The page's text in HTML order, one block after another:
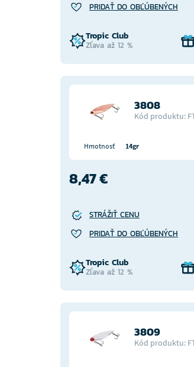
PRIDAŤ DO OBĽÚBENÝCH
Tropic Club
Zľava až 12 %
3808
Kód produktu:
Hmotnosť 14gr
8,47 €
STRÁŽIŤ CENU
PRIDAŤ DO OBĽÚBENÝCH
Tropic Club
Zľava až 12 %
3809
Kód produktu: